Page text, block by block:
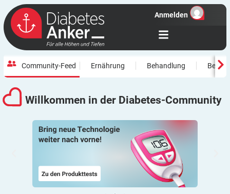
Anmelden
Community-Feed Ernährung Behandlung
Willkommen in der Diabetes-Community